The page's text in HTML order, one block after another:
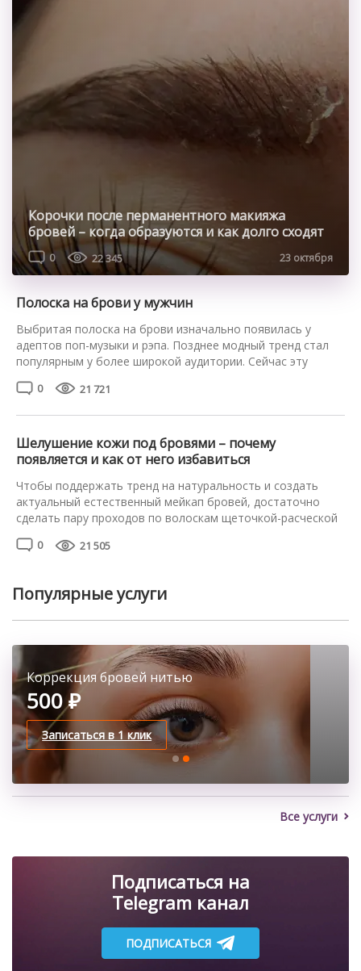
Корочки после перманентного макияжа
бровей – когда образуются и как долго сходят
0 22 345 23 октября
Полоска на брови у мужчин
Выбритая полоска на брови изначально появилась у
адептов поп-музыки и рэпа. Позднее модный тренд стал
популярным у более широкой аудитории. Сейчас эту
течению. В нулевых выбритая полоска на брови
смелость. Имитация шрама придавала образу мужчины
нотки брутальности […]
0 21 721
Шелушение кожи под бровями – почему
появляется и как от него избавиться
Чтобы поддержать тренд на натуральность и создать
актуальный естественный мейкап бровей, достаточно
сделать пару проходов по волоскам щеточкой-расческой
и нанести фиксирующий гель. Но даже эта простая
манипуляция превращается в практически невыполнимую
это сделать. Почему шелушатся брови: причины Клетки
0 21 505
Популярные услуги
Классическое наращивание ресниц
2100 ₽
Записаться в 1 клик
Коррекция бровей нитью
500 ₽
Записаться в 1 клик
Все услуги
Подписаться на
Telegram канал
ПОДПИСАТЬСЯ